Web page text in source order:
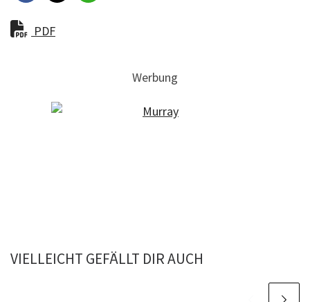
PDF
Werbung
VIELLEICHT GEFÄLLT DIR AUCH